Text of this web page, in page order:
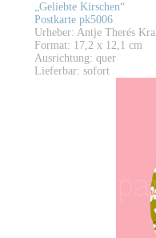
„Geliebte Kirschen“
Postkarte pk5006
Urheber: Antje Therés Kral
Format: 17,2 x 12,1 cm
Ausrichtung: quer
Lieferbar: sofort